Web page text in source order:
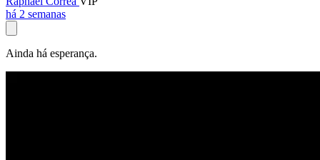
há 2 semanas
Ainda há esperança.